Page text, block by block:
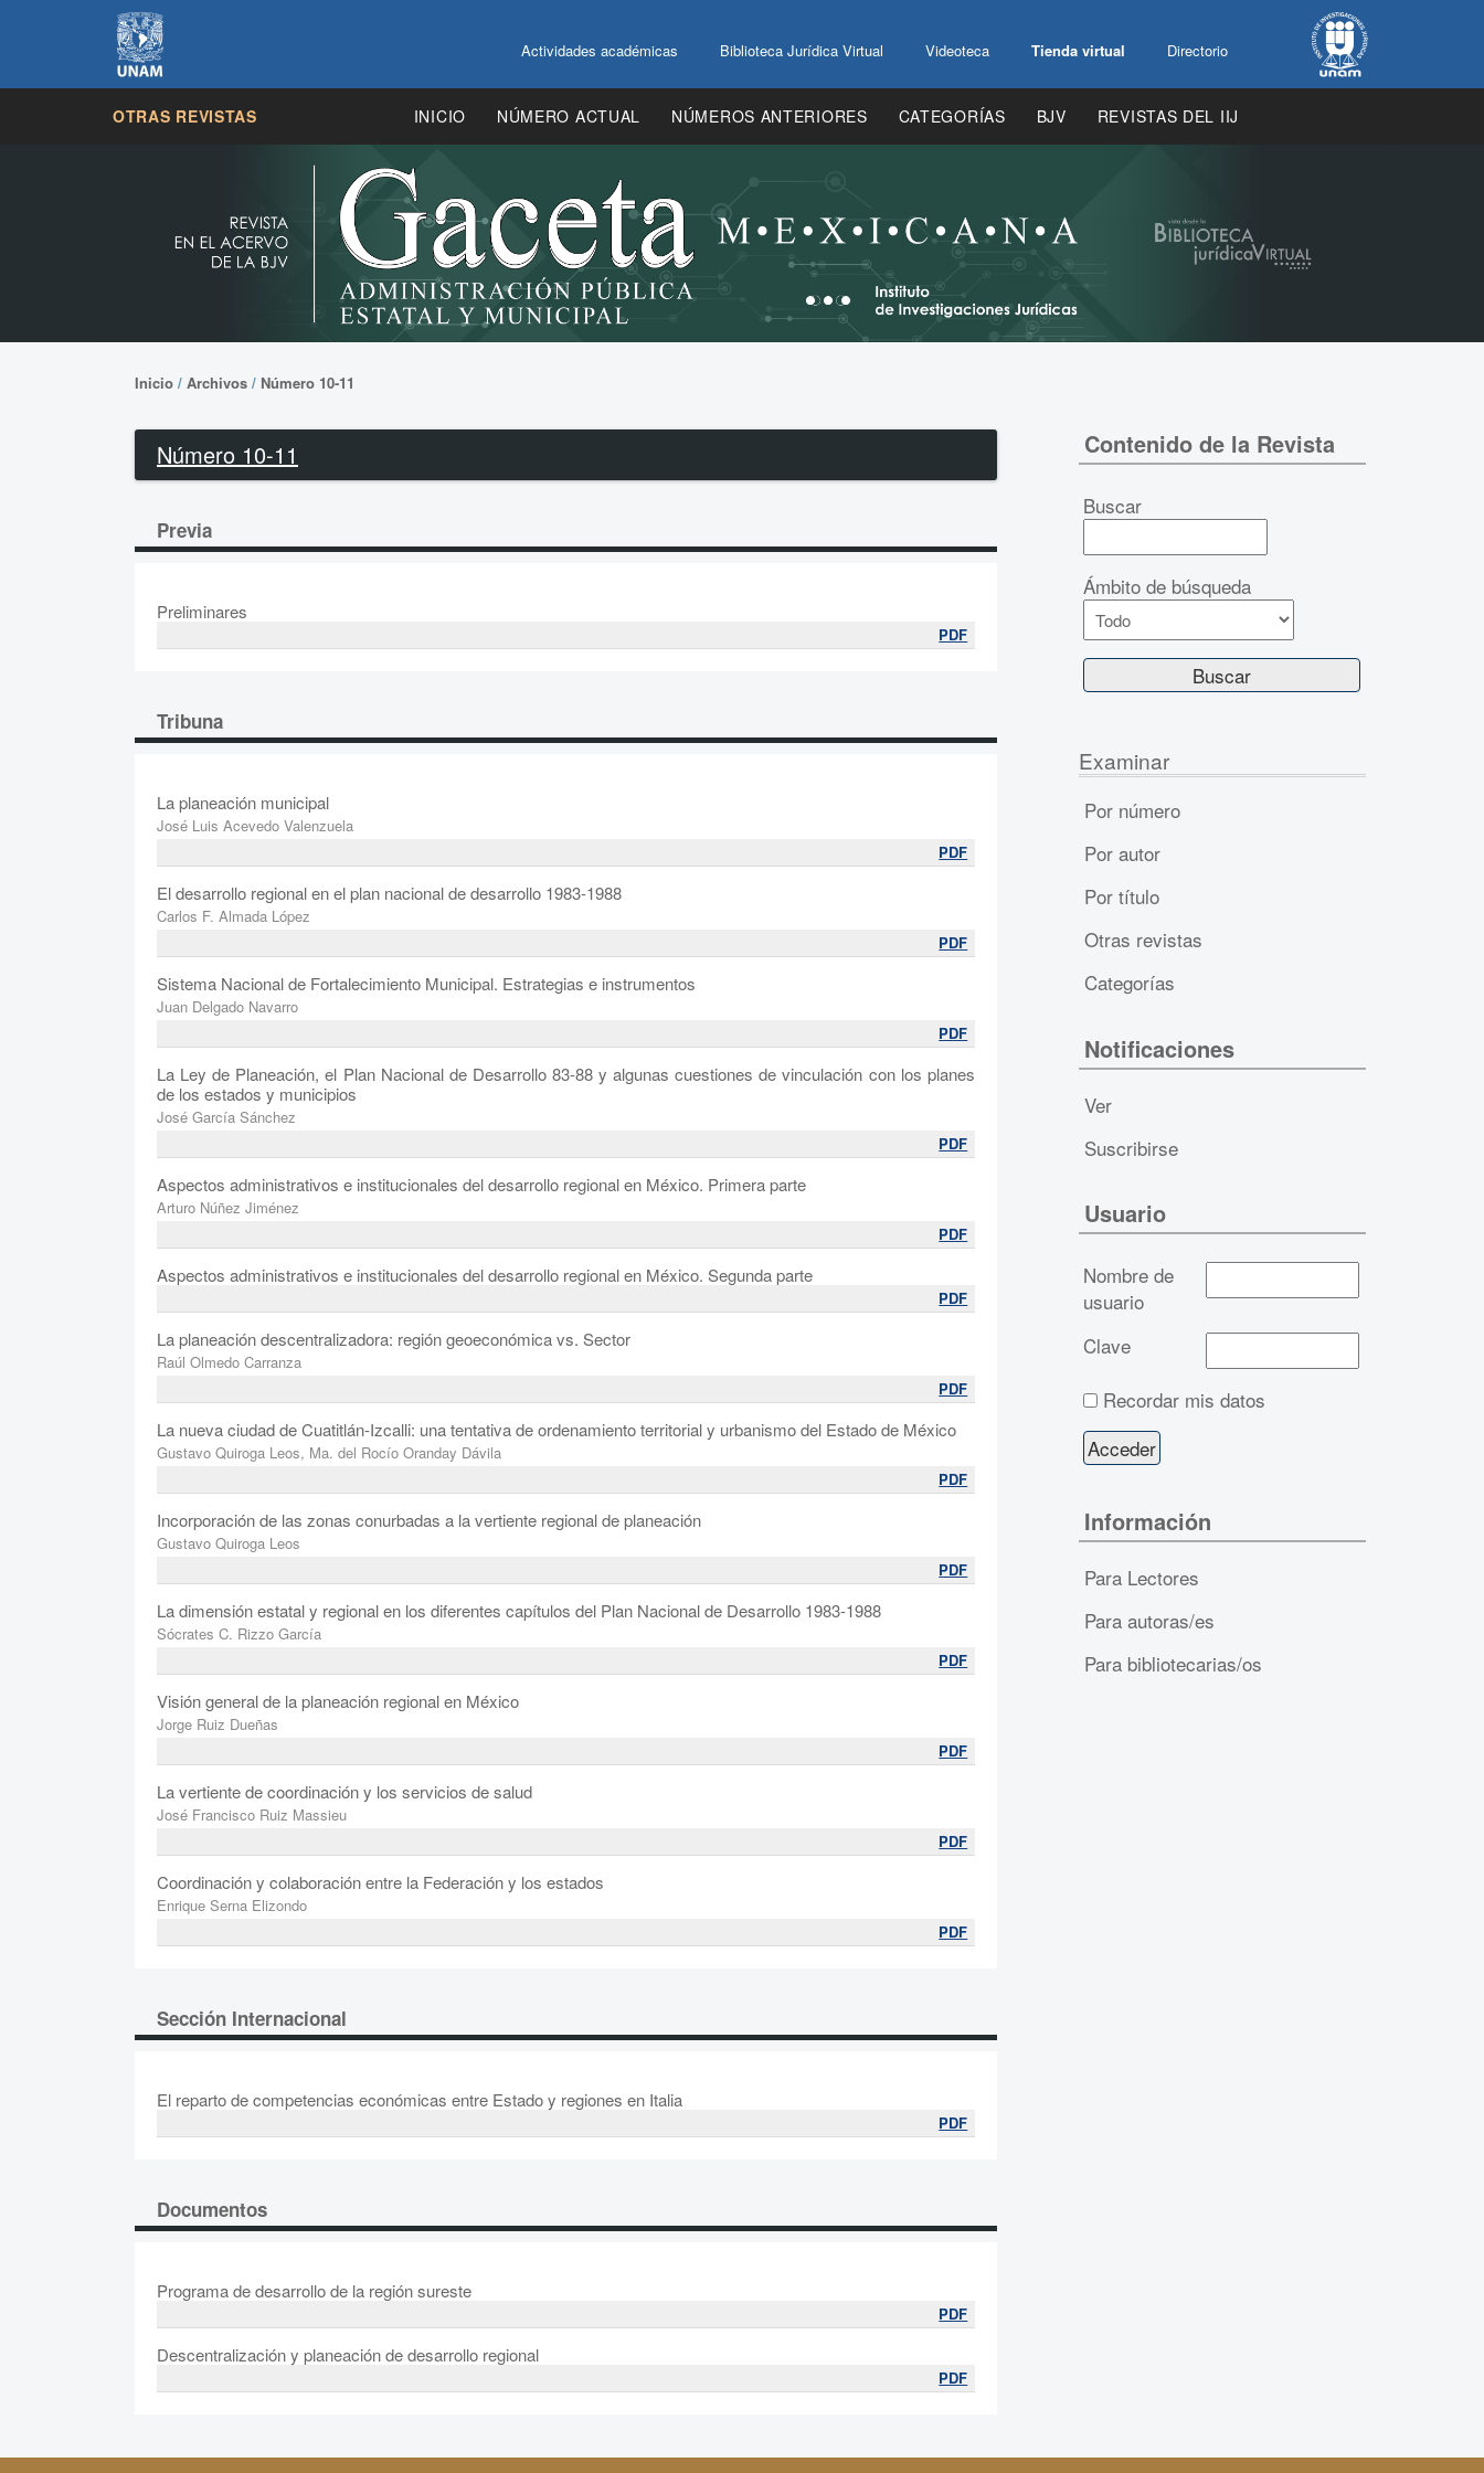
Actividades académicas Biblioteca Jurídica Virtual Videoteca Tienda virtual Directorio
OTRAS REVISTAS INICIO NÚMERO ACTUAL NÚMEROS ANTERIORES CATEGORÍAS BJV REVISTAS DEL IIJ
Inicio / Archivos / Número 10-11
Número 10-11
Previa
Preliminares
PDF
Tribuna
La planeación municipal
José Luis Acevedo Valenzuela
PDF
El desarrollo regional en el plan nacional de desarrollo 1983-1988
Carlos F. Almada López
PDF
Sistema Nacional de Fortalecimiento Municipal. Estrategias e instrumentos
Juan Delgado Navarro
PDF
La Ley de Planeación, el Plan Nacional de Desarrollo 83-88 y algunas cuestiones de vinculación con los planes
de los estados y municipios
José García Sánchez
PDF
Aspectos administrativos e institucionales del desarrollo regional en México. Primera parte
Arturo Núñez Jiménez
PDF
Aspectos administrativos e institucionales del desarrollo regional en México. Segunda parte
PDF
La planeación descentralizadora: región geoeconómica vs. Sector
Raúl Olmedo Carranza
PDF
La nueva ciudad de Cuatitlán-Izcalli: una tentativa de ordenamiento territorial y urbanismo del Estado de México
Gustavo Quiroga Leos, Ma. del Rocío Oranday Dávila
PDF
Incorporación de las zonas conurbadas a la vertiente regional de planeación
Gustavo Quiroga Leos
PDF
La dimensión estatal y regional en los diferentes capítulos del Plan Nacional de Desarrollo 1983-1988
Sócrates C. Rizzo García
PDF
Visión general de la planeación regional en México
Jorge Ruiz Dueñas
PDF
La vertiente de coordinación y los servicios de salud
José Francisco Ruiz Massieu
PDF
Coordinación y colaboración entre la Federación y los estados
Enrique Serna Elizondo
PDF
Sección Internacional
El reparto de competencias económicas entre Estado y regiones en Italia
PDF
Documentos
Programa de desarrollo de la región sureste
PDF
Descentralización y planeación de desarrollo regional
PDF
Contenido de la Revista
Buscar
Ámbito de búsqueda
Examinar
Por número
Por autor
Por título
Otras revistas
Categorías
Notificaciones
Ver
Suscribirse
Usuario
Nombre de
usuario
Clave
Recordar mis datos
Información
Para Lectores
Para autoras/es
Para bibliotecarias/os